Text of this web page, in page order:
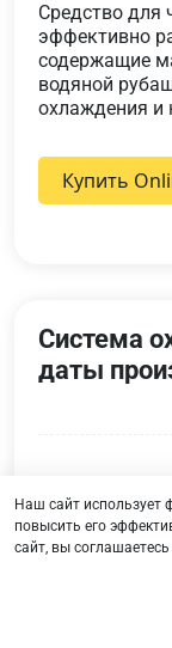
Средство для
эффективно
содержащие
водяной
охлаждения и
Купить
Система
даты
Наш сайт использует
повысить его
сайт, вы